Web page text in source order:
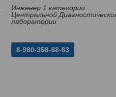
Инженер 1 категории
Центральной
лаборатории
8-980-358-88-63